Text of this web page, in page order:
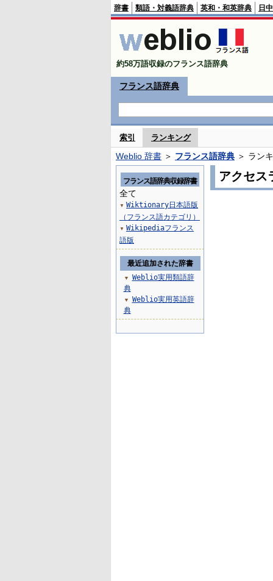
辞書 類語・対義語辞典 英和・和英辞典 日
約58万語収録のフランス語辞典
フランス語辞典
索引 ランキング
Weblio 辞書 ＞ フランス語辞典 ＞ ラン
アクセス
フランス語辞典収録辞書
全て
▼ Wiktionary日本語版
（フランス語カテゴリ）
▼ Wikipediaフランス
語版
最近追加された辞書
▼
Weblio実用類語辞
典
▼
Weblio実用英語辞
典